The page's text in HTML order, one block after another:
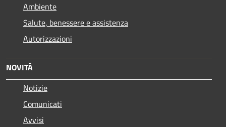
Ambiente
Salute, benessere e assistenza
Autorizzazioni
NOVITÀ
Notizie
Comunicati
Avvisi